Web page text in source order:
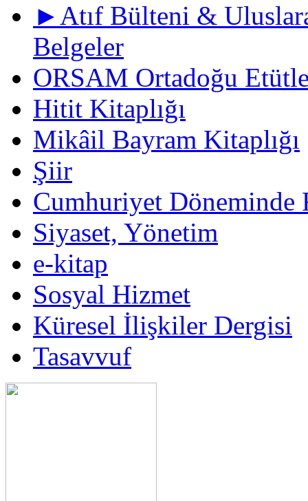
►Atıf Bülteni &
Belgeler
ORSAM Ortadoğu
Hitit Kitaplığı
Mikâil Bayram Kitaplığı
Şiir
Cumhuriyet Döneminde
Siyaset, Yönetim
e-kitap
Sosyal Hizmet
Küresel İlişkiler Dergisi
Tasavvuf